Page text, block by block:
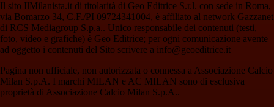
Il sito IlMilanista.it di titolarità di Geo Editrice S.r.l. con sede in Roma,
via Bomarzo 34, C.F./PI 09724341004, è affiliato al network Gazzanet
di RCS Mediagroup S.p.a.. Unico responsabile dei contenuti (testi,
foto, video e grafiche) è Geo Editrice; per ogni comunicazione avente
ad oggetto i contenuti del Sito scrivere a info@geoeditrice.it
Pagina non ufficiale, non autorizzata o connessa a Associazione Calcio
Milan S.p.A. I marchi MILAN e AC MILAN sono di esclusiva
proprietà di Associazione Calcio Milan S.p.A..